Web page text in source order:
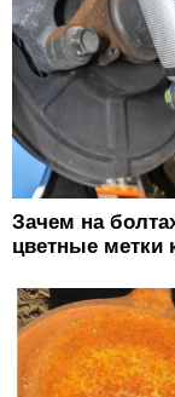
Зачем на
цветные метки